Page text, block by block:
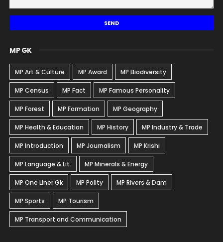
MP GK
MP Art & Culture MP Award MP Biodiversity
MP Census MP Fact MP Famous Personality
MP Forest MP Formation MP Geography
MP Health & Education MP History MP Industry & Trade
MP Introduction MP Journalism MP Krishi
MP Language & Lit. MP Minerals & Energy
MP One Liner Gk MP Polity MP Rivers & Dam
MP Sports MP Tourism
MP Transport and Communication